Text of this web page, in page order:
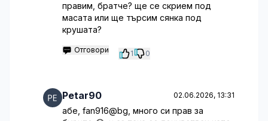
правим, братче? ще се скрием под
масата или ще търсим сянка под
крушата?
Отговори 1 0
Petar90 02.06.2026, 13:31
абе, fan916@bg, много си прав за